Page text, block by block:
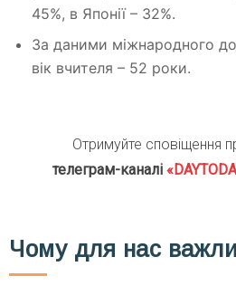
45%, в Японії – 32%.
За даними міжнародного
вік вчителя – 52 роки.
Отримуйте сповіщення
телеграм-каналі
Чому для нас